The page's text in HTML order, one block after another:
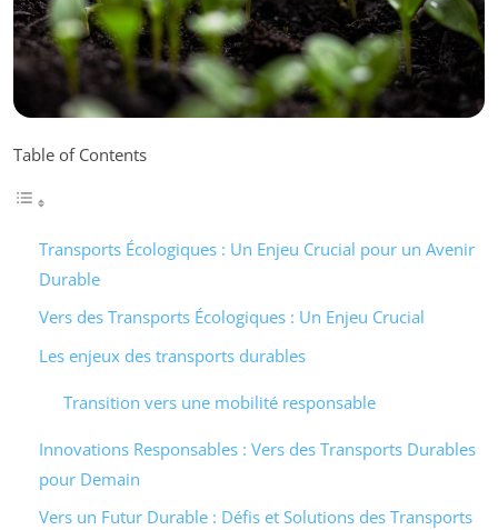
Table of Contents
Transports Écologiques : Un Enjeu Crucial pour un Avenir
Durable
Vers des Transports Écologiques : Un Enjeu Crucial
Les enjeux des transports durables
Transition vers une mobilité responsable
Innovations Responsables : Vers des Transports Durables
pour Demain
Vers un Futur Durable : Défis et Solutions des Transports